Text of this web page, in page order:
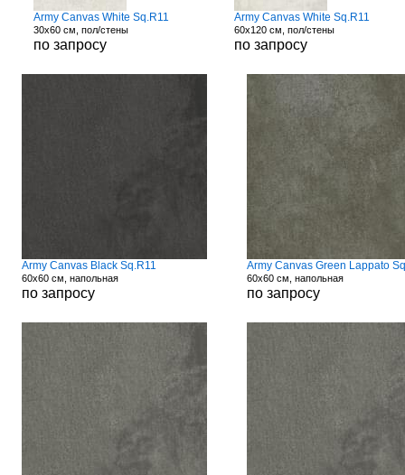
Army Canvas White Sq.R11
30x60 см, пол/стены
по запросу
Army Canvas White Sq.R11
60x120 см, пол/стены
по запросу
Army Canvas Black Sq.R11
60x60 см, напольная
по запросу
Army Canvas Green Lappato Sq
60x60 см, напольная
по запросу